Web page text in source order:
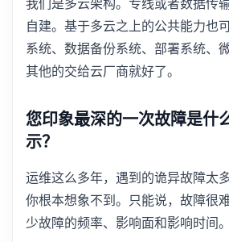
自建。基于多云之上的公共能力也
系统、数据备份系统、部署系统、
其他的交给云厂商就好了。
您印象最深的一次故障是什
示？
运维这么多年，遇到的诡异故障太
你根本想象不到。只能说，故障很
少故障的频率、影响面和影响时间。